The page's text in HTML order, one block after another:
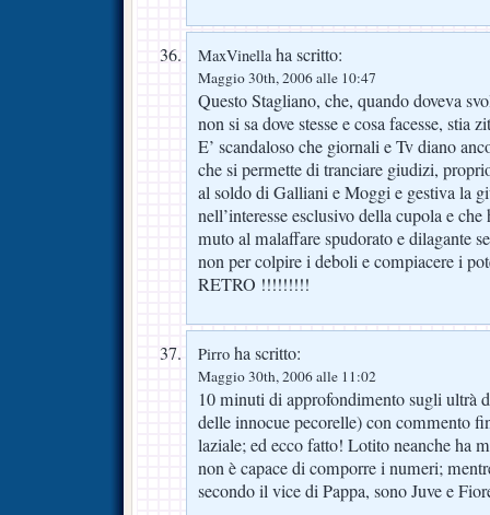
MaxVinellaha scritto:
Maggio 30th, 2006 alle 10:47
Questo Stagliano, che, quando doveva
non si sa dove stesse e cosa facesse, stia
E’ scandaloso che giornali e Tv diano
che si permette di tranciare giudizi,
al soldo di Galliani e Moggi e gestiva la
nell’interesse esclusivo della cupola e
muto al malaffare spudorato e dilagante
non per colpire i deboli e compiacere i
RETRO !!!!!!!!!
Pirro ha scritto:
Maggio 30th, 2006 alle 11:02
10 minuti di approfondimento sugli ultrà
delle innocue pecorelle) con commento
laziale; ed ecco fatto! Lotito neanche ha
non è capace di comporre i numeri;
secondo il vice di Pappa, sono Juve e